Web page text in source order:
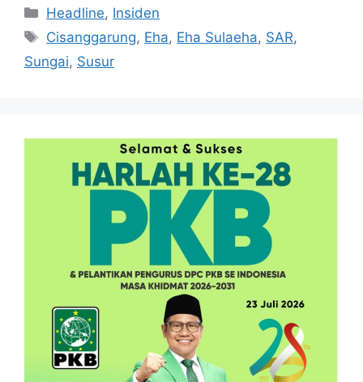
Kategori
Headline, Insiden
Tag
Cisanggarung, Eha, Eha Sulaeha, SAR,
Sungai, Susur